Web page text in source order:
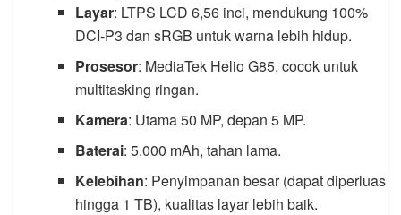
Layar: LTPS LCD 6,56 inci, mendukung 100%
DCI-P3 dan sRGB untuk warna lebih hidup.
Prosesor: MediaTek Helio G85, cocok untuk
multitasking ringan.
Kamera: Utama 50 MP, depan 5 MP.
Baterai: 5.000 mAh, tahan lama.
Kelebihan: Penyimpanan besar (dapat diperluas
hingga 1 TB), kualitas layar lebih baik.